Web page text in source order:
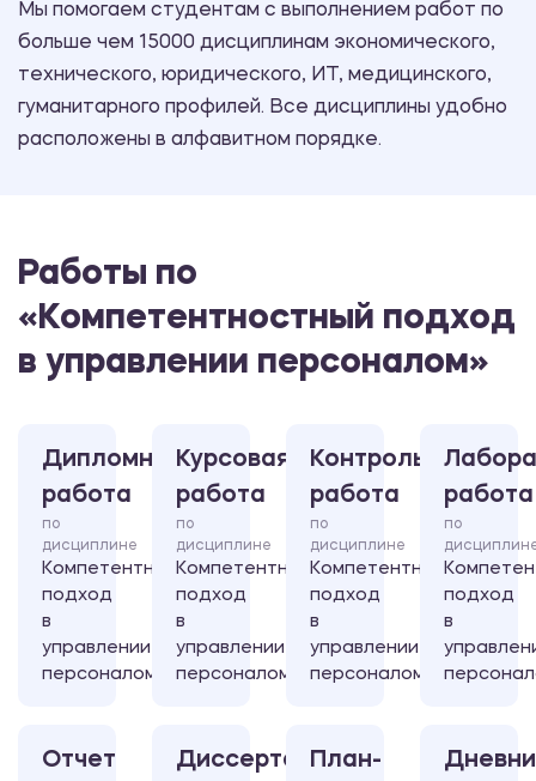
Мы помогаем студентам с выполнением работ по
больше чем 15000 дисциплинам экономического,
технического, юридического, ИТ, медицинского,
гуманитарного профилей. Все дисциплины удобно
расположены в алфавитном порядке.
Работы по
«Компетентностный подход
в управлении персоналом»
Дипломная
работа
по
дисциплине
Компетентностный
подход
в
управлении
персоналом
Курсовая
работа
по
дисциплине
Компетентностный
подход
в
управлении
персоналом
Контрольная
работа
по
дисциплине
Компетентностный
подход
в
управлении
персоналом
работа
по
подход
в
Отчет
ДиссертацияПлан-